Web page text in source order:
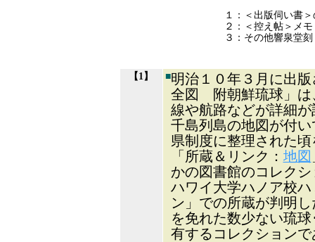
１：＜出版伺い書
２：＜控え帖＞メモ
３：その他響泉堂
【1】 ■明治１０年３月に出
全図 附朝鮮琉球」は
線や航路などが詳細
千島列島の地図が付
県制度に整理された
「所蔵＆リンク： 地図
かの図書館のコレク
ハワイ大学ハノア校
ン」での所蔵が判明
を免れた数少ない琉
有するコレクション